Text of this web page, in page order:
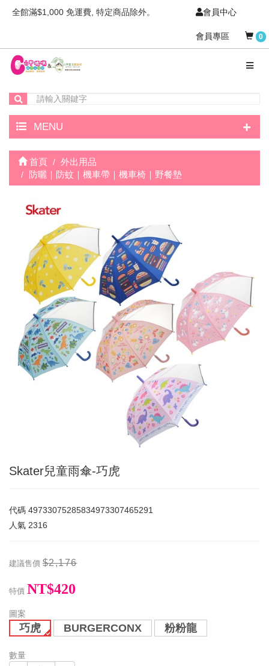
全館滿$1,000 免運費, 特定商品除外。 會員中心
會員專區 0
MENU +
首頁
外出用品
防曬｜防蚊｜機車帶｜機車椅｜野餐墊
Skater兒童雨傘-巧虎
代碼 49733075285834973307465291
人氣 2316
建議售價 $2,176
特價 NT$420
圖案
巧虎 BURGERCONX 粉粉龍
數量